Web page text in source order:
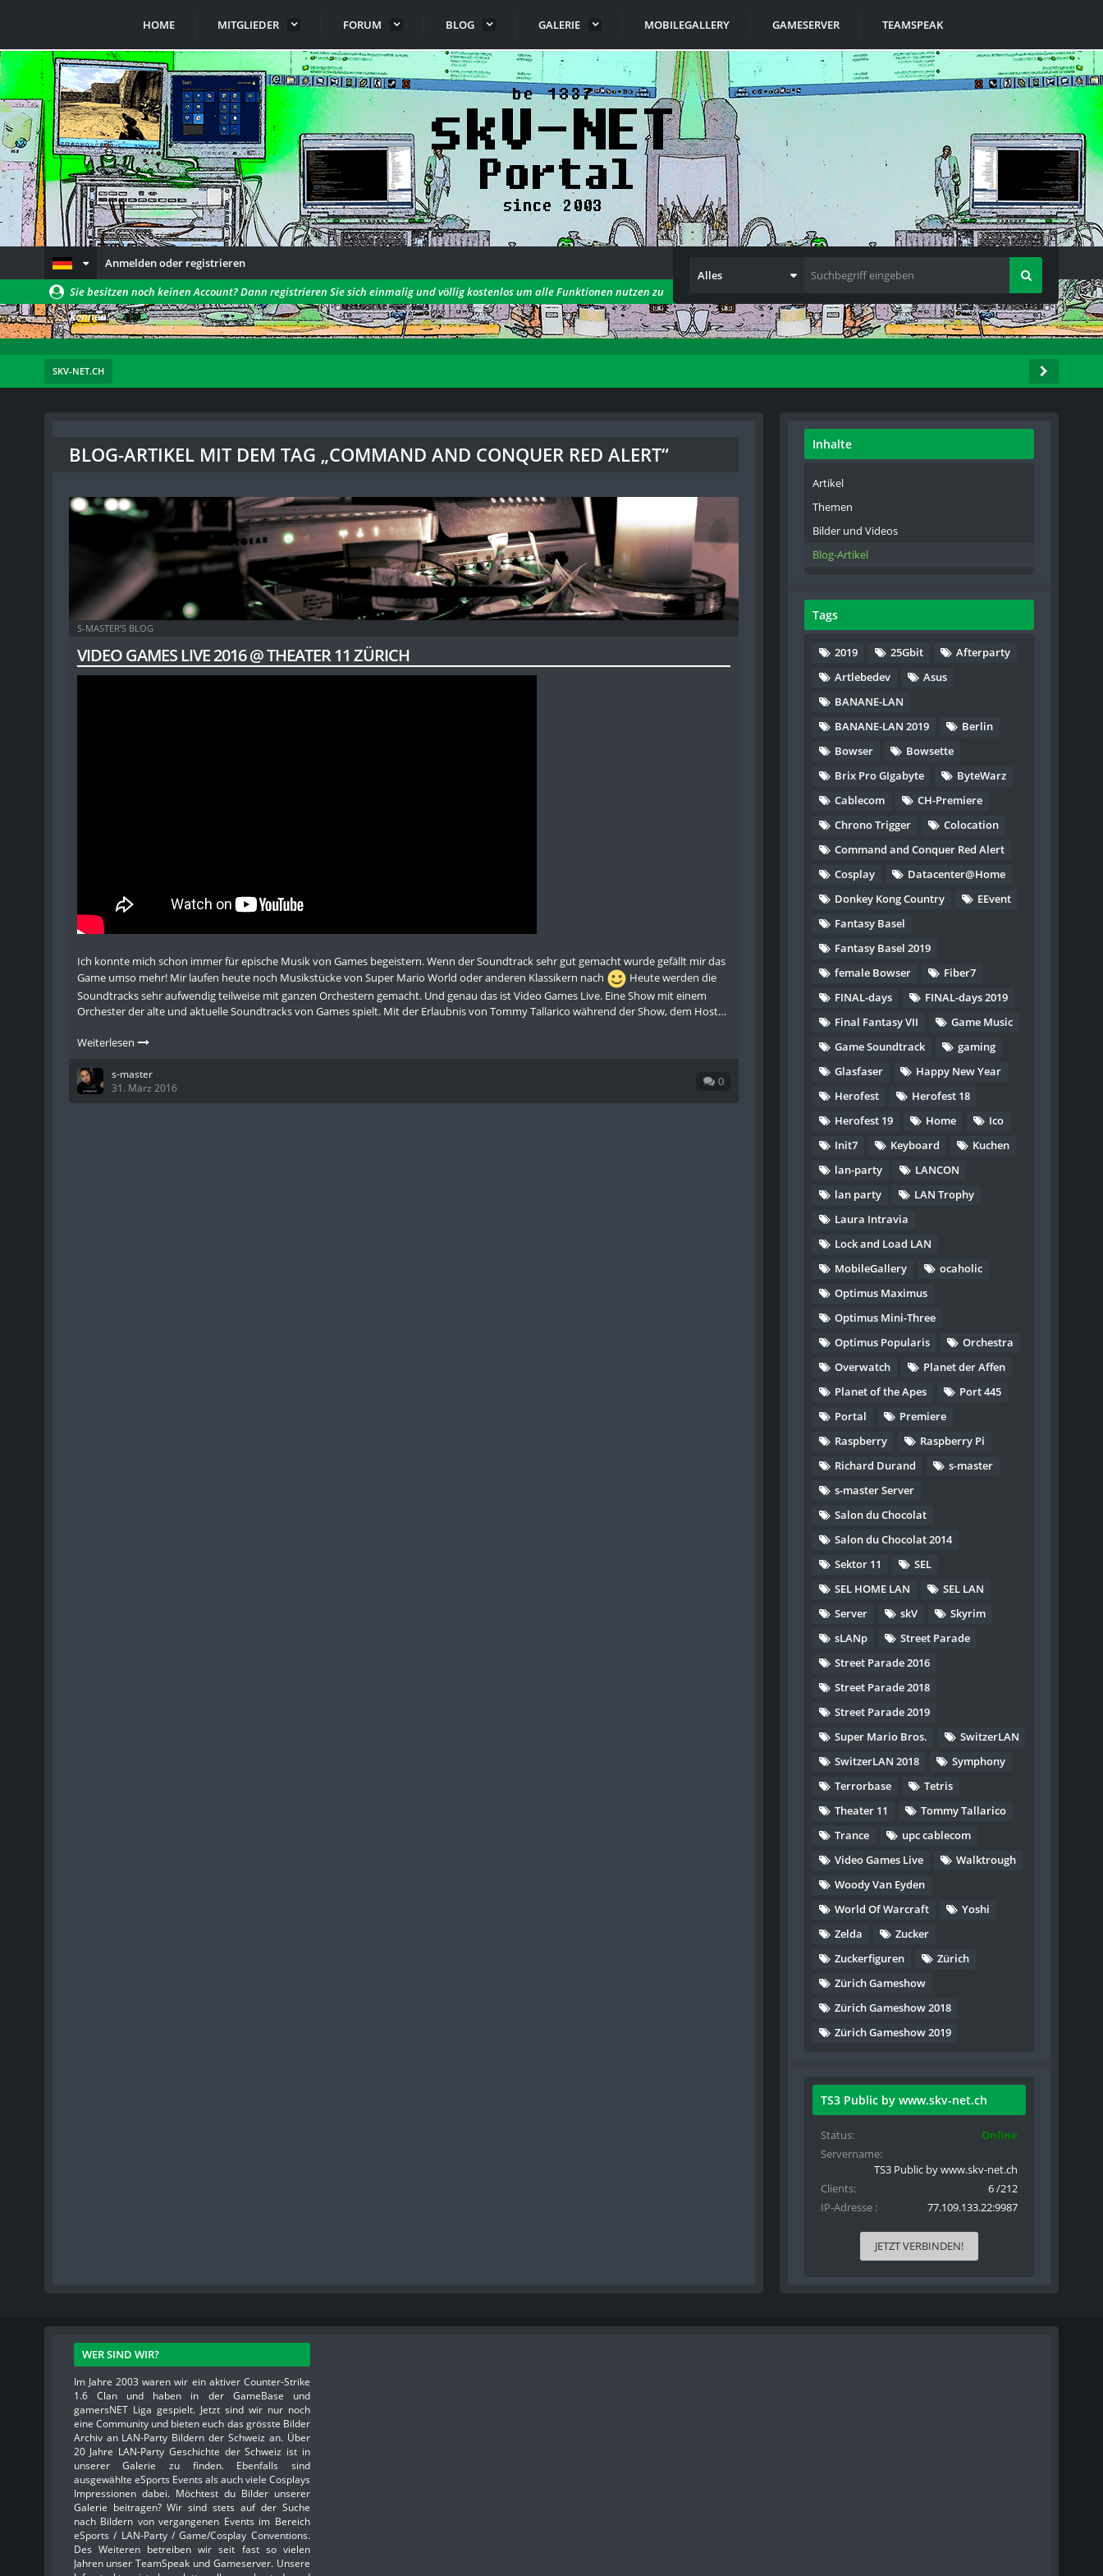
HOME MITGLIEDER FORUM BLOG GALERIE MOBILEGALLERY GAMESERVER TEAMSPEAK
Anmelden oder registrieren
Alles
Sie besitzen noch keinen Account? Dann registrieren Sie sich einmalig und völlig kostenlos um alle Funktionen nutzen zu
können!
SKV-NET.CH
BLOG-ARTIKEL MIT DEM TAG „COMMAND AND CONQUER RED ALERT“
S-MASTER’S BLOG
VIDEO GAMES LIVE 2016 @ THEATER 11 ZÜRICH
Ich konnte mich schon immer für epische Musik von Games begeistern. Wenn der Soundtrack sehr gut gemacht wurde gefällt mir das
Game umso mehr! Mir laufen heute noch Musikstücke von Super Mario World oder anderen Klassikern nach
Heute werden die
Soundtracks sehr aufwendig teilweise mit ganzen Orchestern gemacht. Und genau das ist Video Games Live. Eine Show mit einem
Orchester der alte und aktuelle Soundtracks von Games spielt. Mit der Erlaubnis von Tommy Tallarico während der Show, dem Host…
Weiterlesen
s-master
31. März 2016
0
Inhalte
Artikel
Themen
Bilder und Videos
Blog-Artikel
Tags
2019 25Gbit
Afterparty
Artlebedev
Asus
BANANE-LAN
BANANE-LAN 2019
Berlin
Bowser
Bowsette
Brix Pro GIgabyte
ByteWarz
Cablecom
CH-Premiere
Chrono Trigger
Colocation
Command and Conquer Red Alert
Cosplay
Datacenter@Home
Donkey Kong Country
EEvent
Fantasy Basel
Fantasy Basel 2019
female Bowser
Fiber7
FINAL-days
FINAL-days 2019
Final Fantasy VII
Game Music
Game Soundtrack
gaming
Glasfaser
Happy New Year
Herofest
Herofest 18
Herofest 19
Home
Ico
Init7
Keyboard
Kuchen
lan-party
LANCON
lan party
LAN Trophy
Laura Intravia
Lock and Load LAN
MobileGallery
ocaholic
Optimus Maximus
Optimus Mini-Three
Optimus Popularis
Orchestra
Overwatch
Planet der Affen
Planet of the Apes
Port 445
Portal
Premiere
Raspberry
Raspberry Pi
Richard Durand
s-master
s-master Server
Salon du Chocolat
Salon du Chocolat 2014
Sektor 11
SEL
SEL HOME LAN
SEL LAN
Server
skV
Skyrim
sLANp
Street Parade
Street Parade 2016
Street Parade 2018
Street Parade 2019
Super Mario Bros.
SwitzerLAN
SwitzerLAN 2018
Symphony
Terrorbase
Tetris
Theater 11
Tommy Tallarico
Trance
upc cablecom
Video Games Live
Walktrough
Woody Van Eyden
World Of Warcraft
Yoshi
Zelda
Zucker
Zuckerfiguren
Zürich
Zürich Gameshow
Zürich Gameshow 2018
Zürich Gameshow 2019
TS3 Public by www.skv-net.ch
Status
Online
Servername
TS3 Public by www.skv-net.ch
Clients
6 /212
IP-Adresse
77.109.133.22:9987
JETZT VERBINDEN!
WER SIND WIR?
Im Jahre 2003 waren wir ein aktiver Counter-Strike
1.6 Clan und haben in der GameBase und
gamersNET Liga gespielt. Jetzt sind wir nur noch
eine Community und bieten euch das grösste Bilder
Archiv an LAN-Party Bildern der Schweiz an. Über
20 Jahre LAN-Party Geschichte der Schweiz ist in
unserer Galerie zu finden. Ebenfalls sind
ausgewählte eSports Events als auch viele Cosplays
Impressionen dabei. Möchtest du Bilder unserer
Galerie beitragen? Wir sind stets auf der Suche
nach Bildern von vergangenen Events im Bereich
eSports / LAN-Party / Game/Cosplay Conventions.
Des Weiteren betreiben wir seit fast so vielen
Jahren unser TeamSpeak und Gameserver. Unsere